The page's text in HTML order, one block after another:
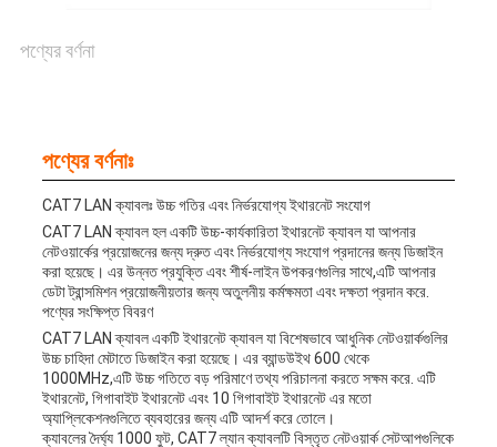
পণ্যের বর্ণনা
পণ্যের বর্ণনাঃ
CAT7 LAN ক্যাবলঃ উচ্চ গতির এবং নির্ভরযোগ্য ইথারনেট সংযোগ
CAT7 LAN ক্যাবল হল একটি উচ্চ-কার্যকারিতা ইথারনেট ক্যাবল যা আপনার
নেটওয়ার্কের প্রয়োজনের জন্য দ্রুত এবং নির্ভরযোগ্য সংযোগ প্রদানের জন্য ডিজাইন
করা হয়েছে। এর উন্নত প্রযুক্তি এবং শীর্ষ-লাইন উপকরণগুলির সাথে,এটি আপনার
ডেটা ট্রান্সমিশন প্রয়োজনীয়তার জন্য অতুলনীয় কর্মক্ষমতা এবং দক্ষতা প্রদান করে.
পণ্যের সংক্ষিপ্ত বিবরণ
CAT7 LAN ক্যাবল একটি ইথারনেট ক্যাবল যা বিশেষভাবে আধুনিক নেটওয়ার্কগুলির
উচ্চ চাহিদা মেটাতে ডিজাইন করা হয়েছে। এর ব্যান্ডউইথ 600 থেকে
1000MHz,এটি উচ্চ গতিতে বড় পরিমাণে তথ্য পরিচালনা করতে সক্ষম করে. এটি
ইথারনেট, গিগাবাইট ইথারনেট এবং 10 গিগাবাইট ইথারনেট এর মতো
অ্যাপ্লিকেশনগুলিতে ব্যবহারের জন্য এটি আদর্শ করে তোলে।
ক্যাবলের দৈর্ঘ্য 1000 ফুট, CAT7 ল্যান ক্যাবলটি বিস্তৃত নেটওয়ার্ক সেটআপগুলিকে